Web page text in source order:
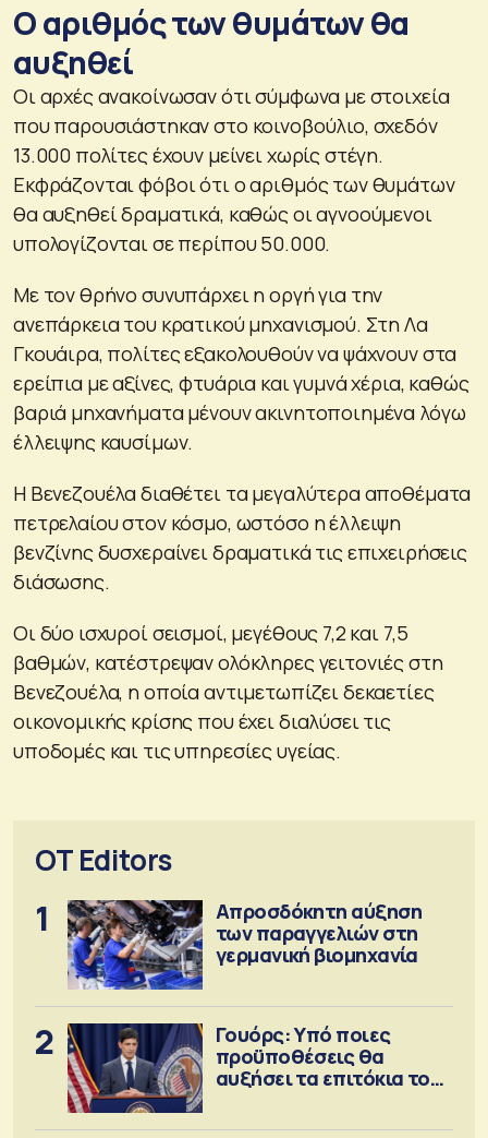
Ο αριθμός των θυμάτων θα
αυξηθεί
Οι αρχές ανακοίνωσαν ότι σύμφωνα με στοιχεία
που παρουσιάστηκαν στο κοινοβούλιο, σχεδόν
13.000 πολίτες έχουν μείνει χωρίς στέγη.
Εκφράζονται φόβοι ότι ο αριθμός των θυμάτων
θα αυξηθεί δραματικά, καθώς οι αγνοούμενοι
υπολογίζονται σε περίπου 50.000.
Με τον θρήνο συνυπάρχει η οργή για την
ανεπάρκεια του κρατικού μηχανισμού. Στη Λα
Γκουάιρα, πολίτες εξακολουθούν να ψάχνουν στα
ερείπια με αξίνες, φτυάρια και γυμνά χέρια, καθώς
βαριά μηχανήματα μένουν ακινητοποιημένα λόγω
έλλειψης καυσίμων.
Η Βενεζουέλα διαθέτει τα μεγαλύτερα αποθέματα
πετρελαίου στον κόσμο, ωστόσο η έλλειψη
βενζίνης δυσχεραίνει δραματικά τις επιχειρήσεις
διάσωσης.
Οι δύο ισχυροί σεισμοί, μεγέθους 7,2 και 7,5
βαθμών, κατέστρεψαν ολόκληρες γειτονιές στη
Βενεζουέλα, η οποία αντιμετωπίζει δεκαετίες
οικονομικής κρίσης που έχει διαλύσει τις
υποδομές και τις υπηρεσίες υγείας.
OT Editors
1
Απροσδόκητη αύξηση
των παραγγελιών στη
γερμανική βιομηχανία
2
Γουόρς: Υπό ποιες
προϋποθέσεις θα
αυξήσει τα επιτόκια τον